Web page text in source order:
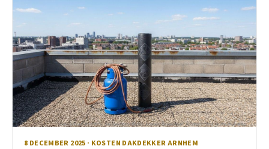
8 DECEMBER 2025 · KOSTEN DAKDEKKER ARNHEM